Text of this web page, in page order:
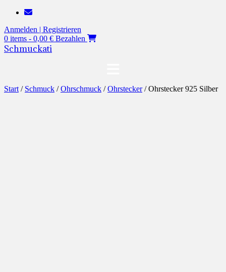
Zum
springen
Anmelden | Registrieren
0 items - 0,00 € Bezahlen
Schmuckati
Start / Schmuck /Ohrschmuck /Ohrstecker/ Ohrstecker 925 Silber